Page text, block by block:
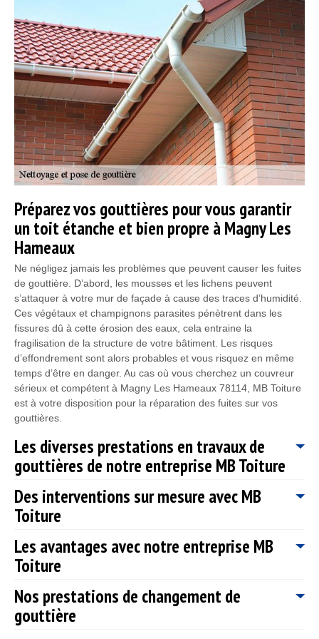
Préparez vos gouttières pour vous garantir
un toit étanche et bien propre à Magny Les
Hameaux
Ne négligez jamais les problèmes que peuvent causer les fuites
de gouttière. D’abord, les mousses et les lichens peuvent
s’attaquer à votre mur de façade à cause des traces d’humidité.
Ces végétaux et champignons parasites pénètrent dans les
fissures dû à cette érosion des eaux, cela entraine la
fragilisation de la structure de votre bâtiment. Les risques
d’effondrement sont alors probables et vous risquez en même
temps d’être en danger. Au cas où vous cherchez un couvreur
sérieux et compétent à Magny Les Hameaux 78114, MB Toiture
est à votre disposition pour la réparation des fuites sur vos
gouttières.
Les diverses prestations en travaux de
gouttières de notre entreprise MB Toiture
Fort de plusieurs années d’expérience, notre entreprise MB
Toiture est tout à fait en mesure de répondre à toutes vos
souhaitez : une pose, un changement ou une réparation de
gouttière. Notre entreprise de couverture MB Toiture vous
garantit des travaux fiables, solides et performants en travaux
Hameaux. Notre entreprise MB Toiture vous assure que le
résultat sera en parfait accord avec le style de votre habitation
Des interventions sur mesure avec MB
Toiture
Les travaux de gouttières réalisés par MB Toiture respectent les
règles de l’art. Lorsque nous réalisons vos travaux de pose de
la région et de la forme de votre toit : arrondie, plate ou en
pente ; cela afin de déterminer quel type de gouttière est la plus
convenable et quel matériau s’adapte le plus au style
architectural de votre maison. Nos couvreurs zingueurs 78114
Les avantages avec notre entreprise MB
Toiture
MB Toiture est une entreprise de couverture qui existe depuis
bien longtemps. Ce qui veut dire que nous maîtrisons
parfaitement toutes les techniques et les méthodes pour réussir
Nos prestations de changement de
gouttière